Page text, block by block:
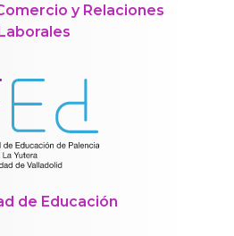
y Relaciones
Laborales
de Educación